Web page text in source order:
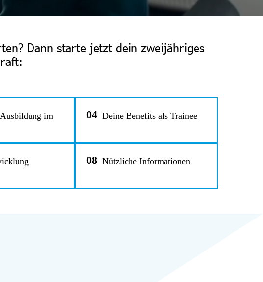
Dann starte jetzt dein zweijähriges
im
04 Deine Benefits als Trainee
08 Nützliche Informationen